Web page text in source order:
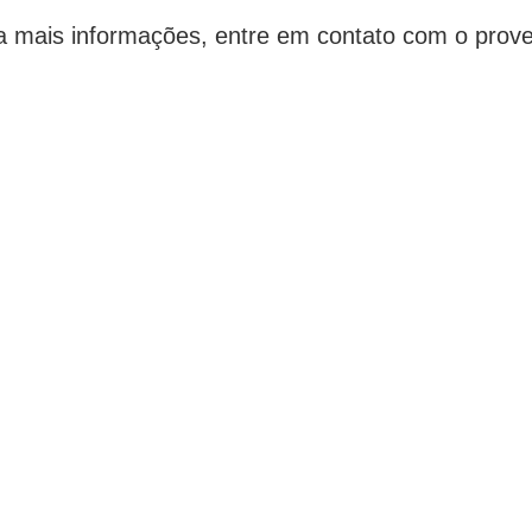
mais informações, entre em contato com o